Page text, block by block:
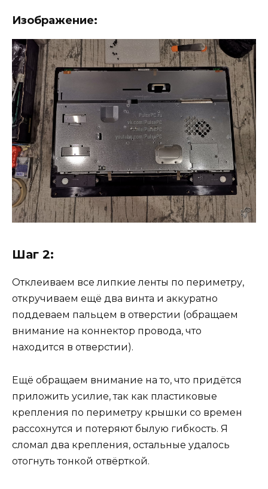
Изображение:
Шаг 2:
Отклеиваем все липкие ленты по периметру,
откручиваем ещё два винта и аккуратно
поддеваем пальцем в отверстии (обращаем
внимание на коннектор провода, что
находится в отверстии).
Ещё обращаем внимание на то, что придётся
приложить усилие, так как пластиковые
крепления по периметру крышки со времен
рассохнутся и потеряют былую гибкость. Я
сломал два крепления, остальные удалось
отогнуть тонкой отвёрткой.